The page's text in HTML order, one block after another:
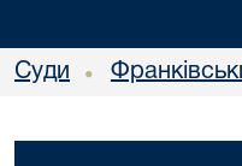
Суди •